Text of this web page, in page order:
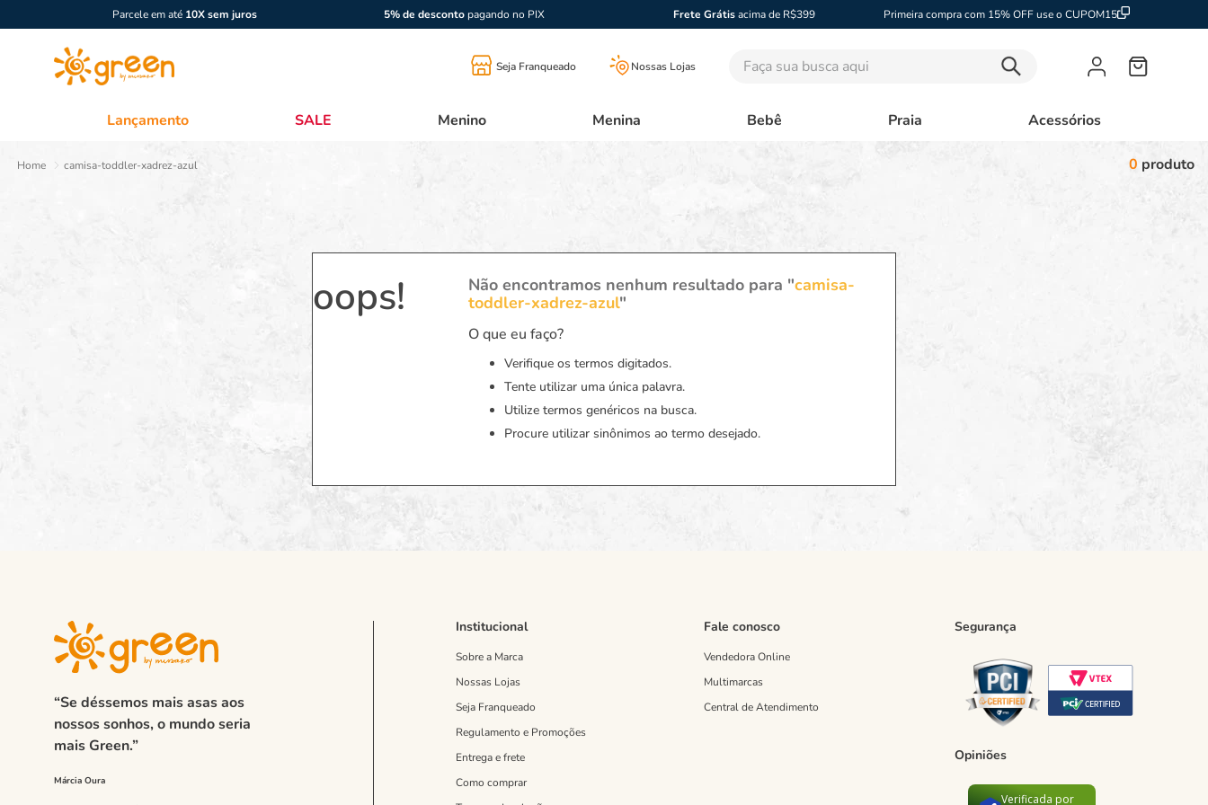
Parcele em até 10X sem juros 5% de descontopagando no PIX Frete Grátisacima de R$399 Primeira compra com 15% OFF use o CUPOM15
Seja Franqueado Nossas Lojas Faça sua busca aqui
Lançamento SALE Menino Menina Bebê Praia Acessórios
camisa-toddler-xadrez-azul 0 produto
oops! Não encontramos nenhum resultado para "camisa-
toddler-xadrez-azul"
O que eu faço?
Verifique os termos digitados.
Tente utilizar uma única palavra.
Utilize termos genéricos na busca.
Procure utilizar sinônimos ao termo desejado.
“Se déssemos mais asas aos
nossos sonhos, o mundo seria
mais Green.”
Institucional
Sobre a Marca
Nossas Lojas
Seja Franqueado
Regulamento e Promoções
Entrega e frete
Como comprar
Fale conosco
Vendedora Online
Multimarcas
Central de Atendimento
Segurança
Opiniões
Verificada por